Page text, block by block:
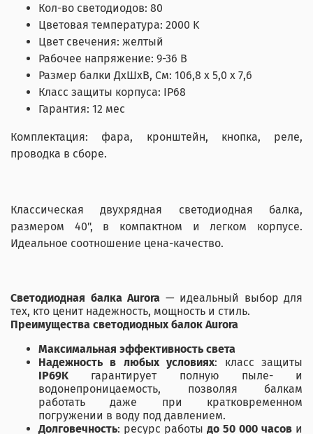
Кол-во светодиодов: 80
Цветовая температура: 2000 K
Цвет свечения: желтый
Рабочее напряжение: 9-36 В
Размер балки ДхШхВ, См: 106,8 x 5,0 x 7,6
Класс защиты корпуса: IP68
Гарантия: 12 мес
Комплектация: фара, кронштейн, кнопка, реле,
проводка в сборе.
Классическая двухрядная светодиодная балка,
размером 40", в компактном и легком корпусе.
Идеальное соотношение цена-качество.
Светодиодная балка Aurora — идеальный выбор для
тех, кто ценит надежность, мощность и стиль.
Преимущества светодиодных балок Aurora
Максимальная эффективность света
Надежность в любых условиях: класс защиты
IP69K гарантирует полную пыле- и
водонепроницаемость, позволяя балкам
работать даже при кратковременном
погружении в воду под давлением.
Долговечность: ресурс работы до 50 000 часов и